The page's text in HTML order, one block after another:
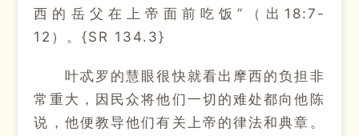
西的岳父在上帝面前吃饭”（出18:7-
12）。{SR 134.3}
叶忒罗的慧眼很快就看出摩西的负担非
常重大，因民众将他们一切的难处都向他陈
说，他便教导他们有关上帝的律法和典章。